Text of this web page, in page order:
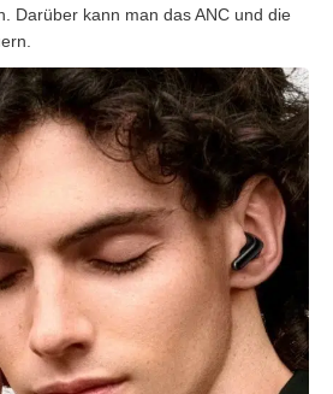
Darüber kann man das ANC und die